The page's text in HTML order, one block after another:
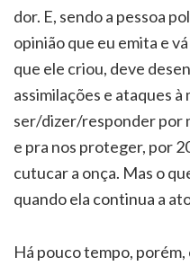
dor. E, sendo a pessoa
opinião que eu emita e
que ele criou, deve
assimilações e ataques à
ser/dizer/responder por
e pra nos proteger, por
cutucar a onça. Mas o
quando ela continua a
Há pouco tempo,